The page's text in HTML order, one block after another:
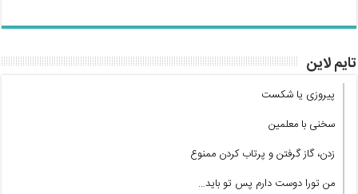
تایم لاین
پیروزی یا شکست
سخنی با معلمین
زدن، گاز گرفتن و پرتاب کردن ممنوع
من تورا دوست دارم پس تو باید…